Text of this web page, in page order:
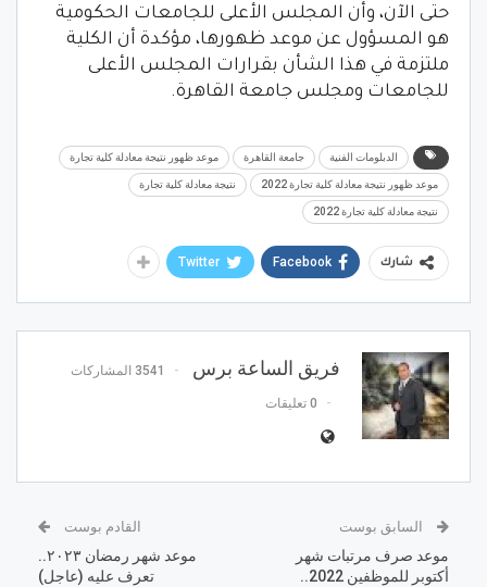
حتى الآن، وأن المجلس الأعلى للجامعات الحكومية
هو المسؤول عن موعد ظهورها، مؤكدة أن الكلية
ملتزمة في هذا الشأن بقرارات المجلس الأعلى
للجامعات ومجلس جامعة القاهرة.
الدبلومات الفنية جامعة القاهرة موعد ظهور نتيجة معادلة كلية تجارة
موعد ظهور نتيجة معادلة كلية تجارة 2022 نتيجة معادلة كلية تجارة
نتيجة معادلة كلية تجارة 2022
شارك Facebook
Twitter
فريق الساعة برس 3541 المشاركات
0 تعليقات
السابق بوست
موعد صرف مرتبات شهر
أكتوبر للموظفين 2022..
القادم بوست
موعد شهر رمضان ٢٠٢٣..
تعرف عليه (عاجل)